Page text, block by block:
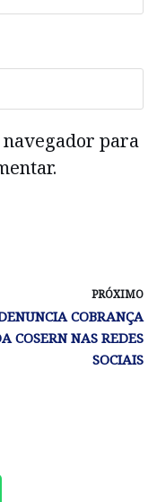
navegador para
PRÓXIMO
COBRANÇA
COSERN NAS REDES
SOCIAIS